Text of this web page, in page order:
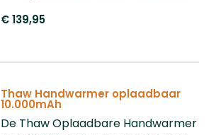
verkrijgen in de maten 39 t/m 47.
€ 139,95
Thaw Handwarmer oplaadbaar
10.000mAh
De Thaw Oplaadbare Handwarmer